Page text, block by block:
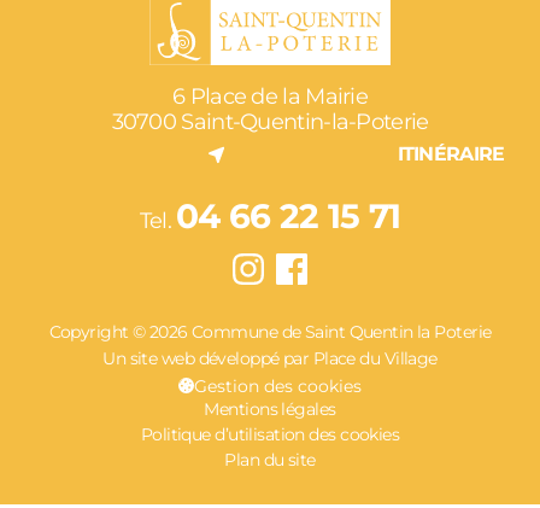
6 Place de la Mairie
30700 Saint-Quentin-la-Poterie
ITINÉRAIRE
Tel. 04 66 22 15 71
Copyright © 2026 Commune de Saint Quentin la Poterie
Un site web développé par Place du Village
Gestion des cookies
Mentions légales
Politique d’utilisation des cookies
Plan du site